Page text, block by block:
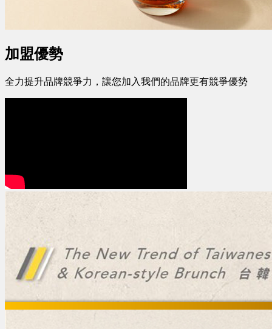
加盟優勢
全力提升品牌競爭力，讓您加入我們的品牌更有競爭優勢